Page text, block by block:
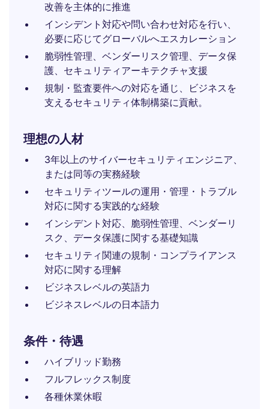
改善を主体的に推進
インシデント対応や問い合わせ対応を行い、
必要に応じてグローバルへエスカレーション
脆弱性管理、ベンダーリスク管理、データ保
護、セキュリティアーキテクチャ支援
規制・監査要件への対応を通じ、ビジネスを
支えるセキュリティ体制構築に貢献。
理想の人材
3年以上のサイバーセキュリティエンジニア、
または同等の実務経験
セキュリティツールの運用・管理・トラブル
対応に関する実践的な経験
インシデント対応、脆弱性管理、ベンダーリ
スク、データ保護に関する基礎知識
セキュリティ関連の規制・コンプライアンス
対応に関する理解
ビジネスレベルの英語力
ビジネスレベルの日本語力
条件・待遇
ハイブリッド勤務
フルフレックス制度
各種休業休暇